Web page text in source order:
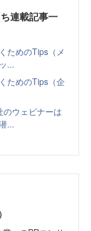
連載記事一
ためのTips（メ
...
ためのTips（企
のウェビナーは
...